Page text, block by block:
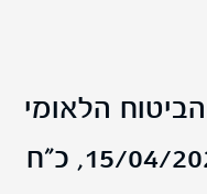
הלאומי
כ"ח